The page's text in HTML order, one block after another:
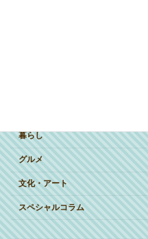
暮らし
グルメ
文化・アート
スペシャルコラム